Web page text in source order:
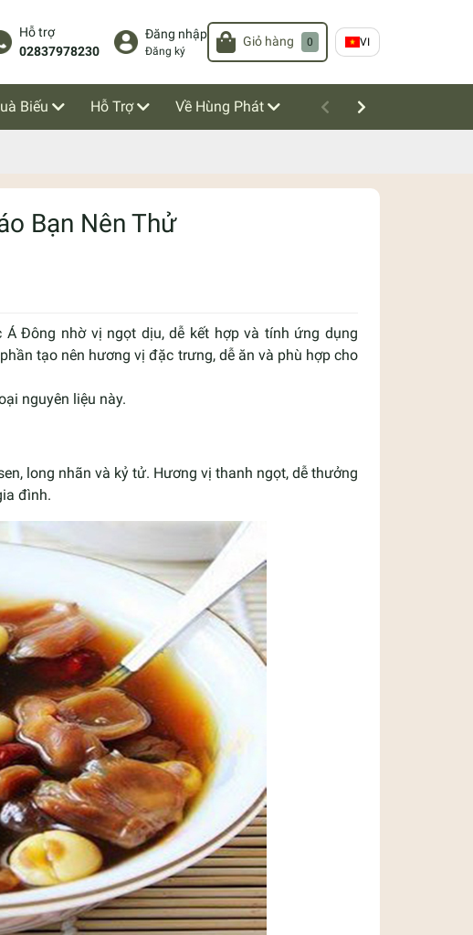
Hỗ trợ
02837978230
Đăng nhập
Đăng ký
Giỏ hàng 0 VI
Biếu Hỗ Trợ Về Hùng Phát
Bạn Nên Thử
Đông nhờ vị ngọt dịu, dễ kết hợp và tính ứng dụng
tạo nên hương vị đặc trưng, dễ ăn và phù hợp cho
nguyên liệu này.
long nhãn và kỷ tử. Hương vị thanh ngọt, dễ thưởng
đình.